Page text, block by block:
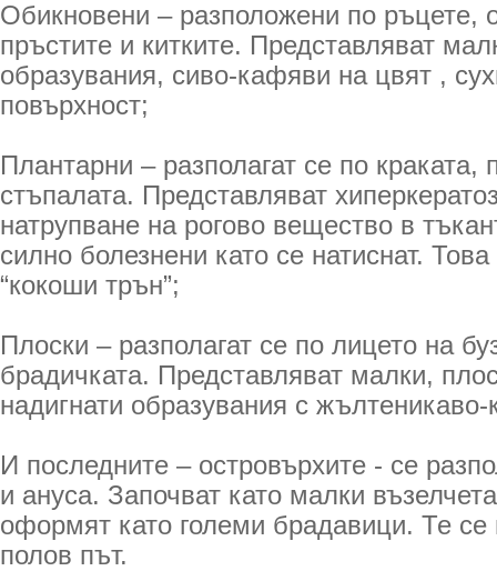
Обикновени – разположени по ръцете,
пръстите и китките. Представляват
образувания, сиво-кафяви на цвят ,
повърхност;
Плантарни – разполагат се по краката,
стъпалата. Представляват
натрупване на рогово вещество в
силно болезнени като се натиснат.
“кокоши трън”;
Плоски – разполагат се по лицето на
брадичката. Представляват малки,
надигнати образувания с
И последните – островърхите - се
и ануса. Започват като малки
оформят като големи брадавици. Те се
полов път.